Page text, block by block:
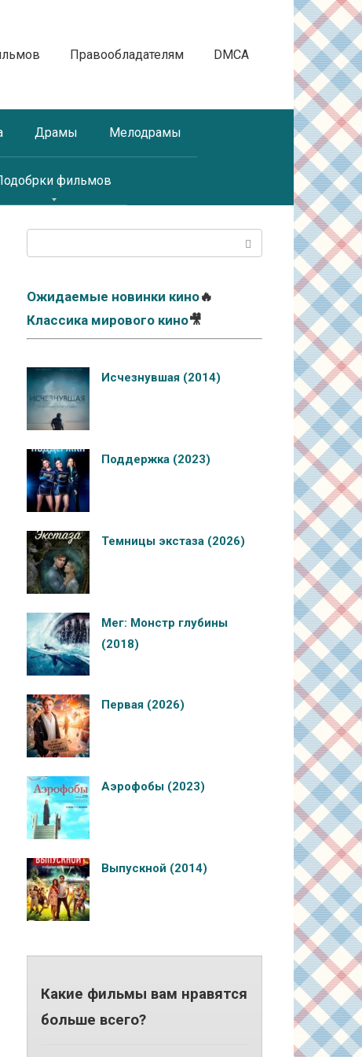
Правообладателям DMCA
Драмы Мелодрамы
фильмов
Ожидаемые новинки кино🔥
Классика мирового кино🎥
Исчезнувшая (2014)
Поддержка (2023)
Темницы экстаза (2026)
Мег: Монстр глубины
(2018)
Первая (2026)
Аэрофобы (2023)
Выпускной (2014)
Какие фильмы вам нравятся
больше всего?